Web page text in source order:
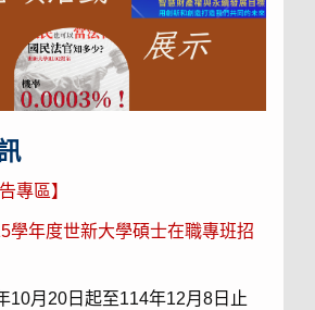
專區】
學年度世新大學碩士在職專班招
10月 20日起至114年12月 8日止